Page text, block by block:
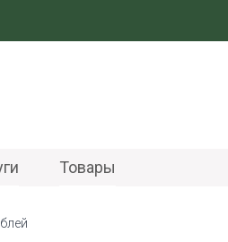
Товары